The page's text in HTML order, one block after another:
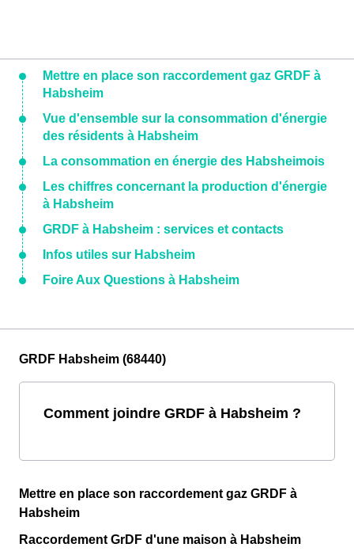
Mettre en place son raccordement gaz GRDF à
Habsheim
Vue d'ensemble sur la consommation d'énergie
des résidents à Habsheim
La consommation en énergie des Habsheimois
Les chiffres concernant la production d'énergie
à Habsheim
GRDF à Habsheim : services et contacts
Infos utiles sur Habsheim
Foire Aux Questions à Habsheim
GRDF Habsheim (68440)
Comment joindre GRDF à Habsheim ?
Mettre en place son raccordement gaz GRDF à
Habsheim
Raccordement GrDF d'une maison à Habsheim